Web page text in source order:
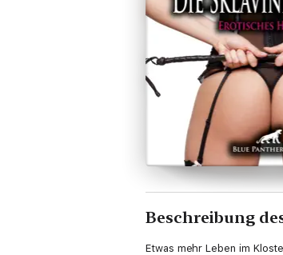
Beschreibung
Etwas mehr Leben im